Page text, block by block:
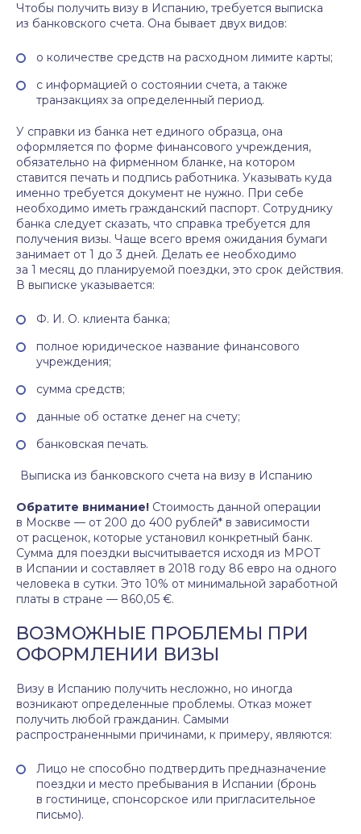
Чтобы получить визу в Испанию, требуется выписка
из банковского счета. Она бывает двух видов:
о количестве средств на расходном лимите карты;
с информацией о состоянии счета, а также
транзакциях за определенный период.
У справки из банка нет единого образца, она
оформляется по форме финансового учреждения,
обязательно на фирменном бланке, на котором
ставится печать и подпись работника. Указывать куда
именно требуется документ не нужно. При себе
необходимо иметь гражданский паспорт. Сотруднику
банка следует сказать, что справка требуется для
получения визы. Чаще всего время ожидания бумаги
занимает от 1 до 3 дней. Делать ее необходимо
за 1 месяц до планируемой поездки, это срок действия.
В выписке указывается:
Ф. И. О. клиента банка;
полное юридическое название финансового
учреждения;
сумма средств;
данные об остатке денег на счету;
банковская печать.
Выписка из банковского счета на визу в Испанию
Обратите внимание! Стоимость данной операции
в Москве — от 200 до 400 рублей* в зависимости
от расценок, которые установил конкретный банк.
Сумма для поездки высчитывается исходя из МРОТ
в Испании и составляет в 2018 году 86 евро на одного
человека в сутки. Это 10% от минимальной заработной
платы в стране — 860,05 €.
ВОЗМОЖНЫЕ ПРОБЛЕМЫ ПРИ
ОФОРМЛЕНИИ ВИЗЫ
Визу в Испанию получить несложно, но иногда
возникают определенные проблемы. Отказ может
получить любой гражданин. Самыми
распространенными причинами, к примеру, являются:
Лицо не способно подтвердить предназначение
поездки и место пребывания в Испании (бронь
в гостинице, спонсорское или пригласительное
письмо).